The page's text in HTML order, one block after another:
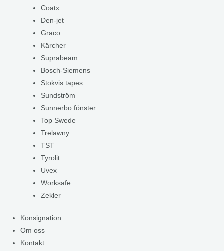
Coatx
Den-jet
Graco
Kärcher
Suprabeam
Bosch-Siemens
Stokvis tapes
Sundström
Sunnerbo fönster
Top Swede
Trelawny
TST
Tyrolit
Uvex
Worksafe
Zekler
Konsignation
Om oss
Kontakt